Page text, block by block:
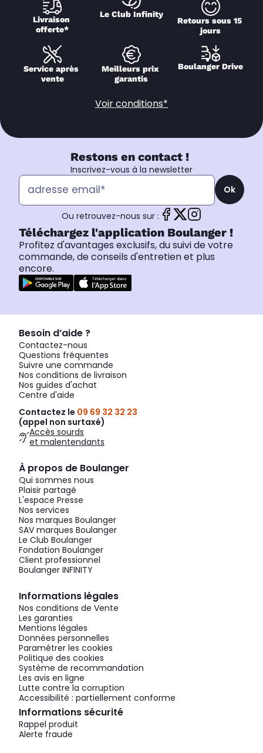
Livraison
offerte*
Le Club Infinity
Retours sous 15
jours
Service après
vente
Meilleurs prix
garantis
Boulanger Drive
Voir conditions*
Restons en contact !
Inscrivez-vous à la newsletter
Ok
Ou retrouvez-nous sur :
Téléchargez l'application Boulanger !
Profitez d'avantages exclusifs, du suivi de votre
commande, de conseils d'entretien et plus
encore.
Besoin d’aide ?
Contactez-nous
Questions fréquentes
Suivre une commande
Nos conditions de livraison
Nos guides d'achat
Centre d'aide
Contactez le 09 69 32 32 23
(appel non surtaxé)
Accès sourds
et malentendants
À propos de Boulanger
Qui sommes nous
Plaisir partagé
L'espace Presse
Nos services
Nos marques Boulanger
SAV marques Boulanger
Le Club Boulanger
Fondation Boulanger
Client professionnel
Boulanger INFINITY
Informations légales
Nos conditions de Vente
Les garanties
Mentions légales
Données personnelles
Paramétrer les cookies
Politique des cookies
Système de recommandation
Les avis en ligne
Lutte contre la corruption
Accessibilité : partiellement conforme
Informations sécurité
Rappel produit
Alerte fraude